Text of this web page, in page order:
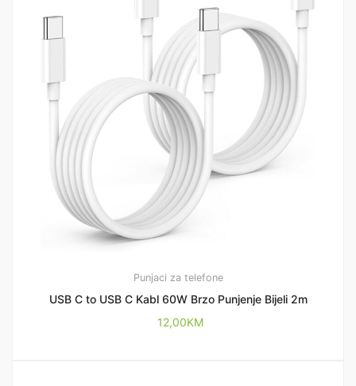
Punjaci za telefone
USB C to USB C Kabl 60W Brzo Punjenje Bijeli 2m
12,00KM